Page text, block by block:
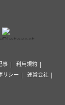
事
利用規約
リシー
運営会社